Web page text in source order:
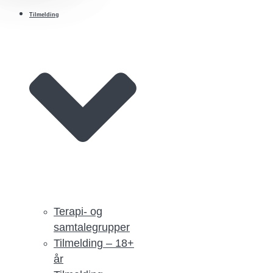
Tilmelding
Terapi- og
samtalegrupper
Tilmelding – 18+
år